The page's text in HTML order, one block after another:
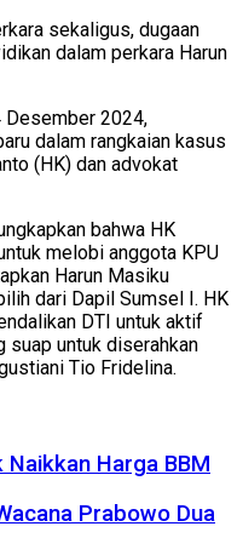
sekaligus, dugaan
dalam perkara Harun
Desember 2024,
dalam rangkaian kasus
(HK) dan advokat
bahwa HK
melobi anggota KPU
Harun Masiku
dari Dapil Sumsel I. HK
DTI untuk aktif
suap untuk diserahkan
Tio Fridelina.
Harga BBM
Prabowo Dua